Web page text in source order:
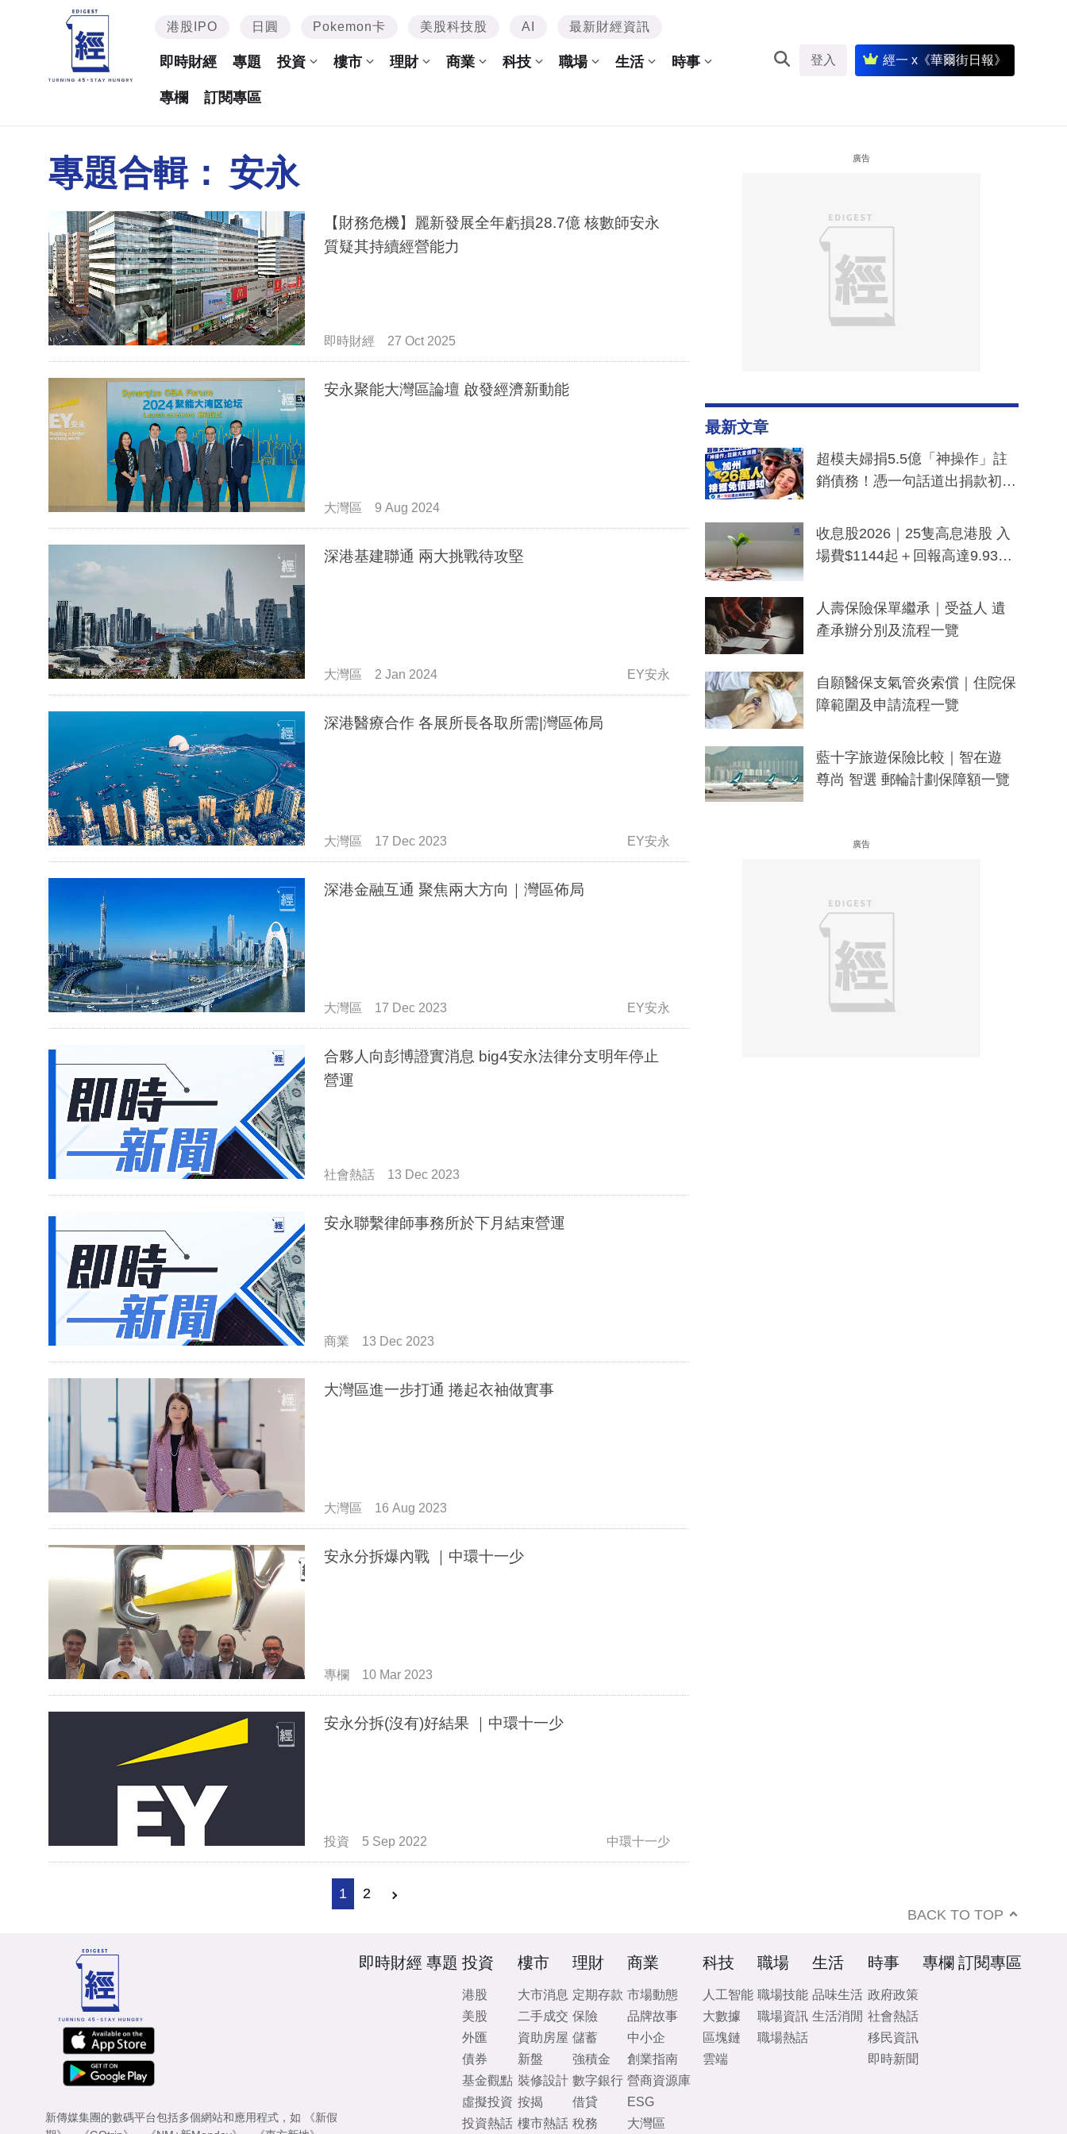
港股IPO 日圓 Pokemon卡 美股科技股 AI 最新財經資訊
即時財經 專題 投資 樓市 理財 商業 科技 職場 生活 時事
專欄 訂閱專區
登入 經一 x《華爾街日報》
專題合輯： 安永
【財務危機】麗新發展全年虧損28.7億 核數師安永
質疑其持續經營能力
即時財經 27 Oct 2025
安永聚能大灣區論壇 啟發經濟新動能
大灣區 9 Aug 2024
深港基建聯通 兩大挑戰待攻堅
大灣區 2 Jan 2024 EY安永
深港醫療合作 各展所長各取所需|灣區佈局
大灣區 17 Dec 2023 EY安永
深港金融互通 聚焦兩大方向｜灣區佈局
大灣區 17 Dec 2023 EY安永
合夥人向彭博證實消息 big4安永法律分支明年停止
營運
社會熱話 13 Dec 2023
安永聯繫律師事務所於下月結束營運
商業 13 Dec 2023
大灣區進一步打通 捲起衣袖做實事
大灣區 16 Aug 2023
安永分拆爆內戰 ｜中環十一少
專欄 10 Mar 2023
安永分拆(沒有)好結果 ｜中環十一少
投資 5 Sep 2022 中環十一少
1 2
廣告
最新文章
超模夫婦捐5.5億「神操作」註
銷債務！憑一句話道出捐款初
一度被誤當詐騙手段
收息股2026｜25隻高息港股 入
場費$1144起＋回報高達9.93
人壽保險保單繼承｜受益人 遺
產承辦分別及流程一覽
自願醫保支氣管炎索償｜住院保
障範圍及申請流程一覽
藍十字旅遊保險比較｜智在遊
尊尚 智選 郵輪計劃保障額一覽
廣告
BACK TO TOP
新傳媒集團的數碼平台包括多個網站和應用程式，如
《新假
即時財經 專題 投資
港股
美股
外匯
債券
基金觀點
虛擬投資
投資熱話
樓市
大市消息
二手成交
資助房屋
新盤
裝修設計
按揭
樓市熱話
理財
定期存款
保險
儲蓄
強積金
數字銀行
借貸
稅務
商業
市場動態
品牌故事
中小企
創業指南
營商資源庫
ESG
大灣區
科技
人工智能
大數據
區塊鏈
雲端
職場
職場技能
職場資訊
職場熱話
生活
品味生活
生活消閒
時事
政府政策
社會熱話
移民資訊
即時新聞
專欄 訂閱專區